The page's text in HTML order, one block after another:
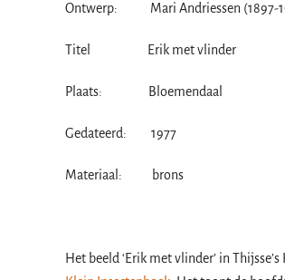
Ontwerp: Mari Andriessen (1897-
Titel Erik met vlinder
Plaats: Bloemendaal
Gedateerd: 1977
Materiaal: brons
Het beeld ‘Erik met vlinder’ in